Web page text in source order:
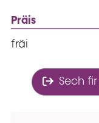
Präis
fräi
Sech